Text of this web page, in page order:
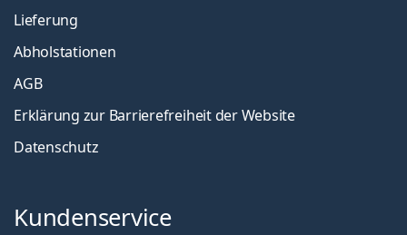
Lieferung
Abholstationen
AGB
Erklärung zur Barrierefreiheit der Website
Datenschutz
Kundenservice